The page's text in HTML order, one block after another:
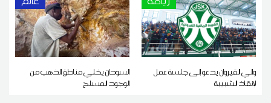
والي القيروان يدعو إلى جلسة عمل
لإنقاذ الشبيبة
السودان يخلي مناطق الذهب من
الوجود المسلح